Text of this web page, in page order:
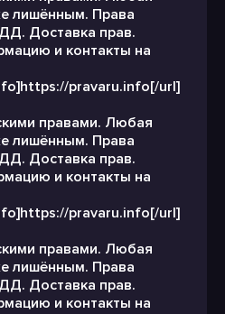
лишённым. Права
Доставка прав.
и контакты на
pravaru.info[/url]
правами. Любая
лишённым. Права
Доставка прав.
и контакты на
pravaru.info[/url]
правами. Любая
лишённым. Права
Доставка прав.
и контакты на